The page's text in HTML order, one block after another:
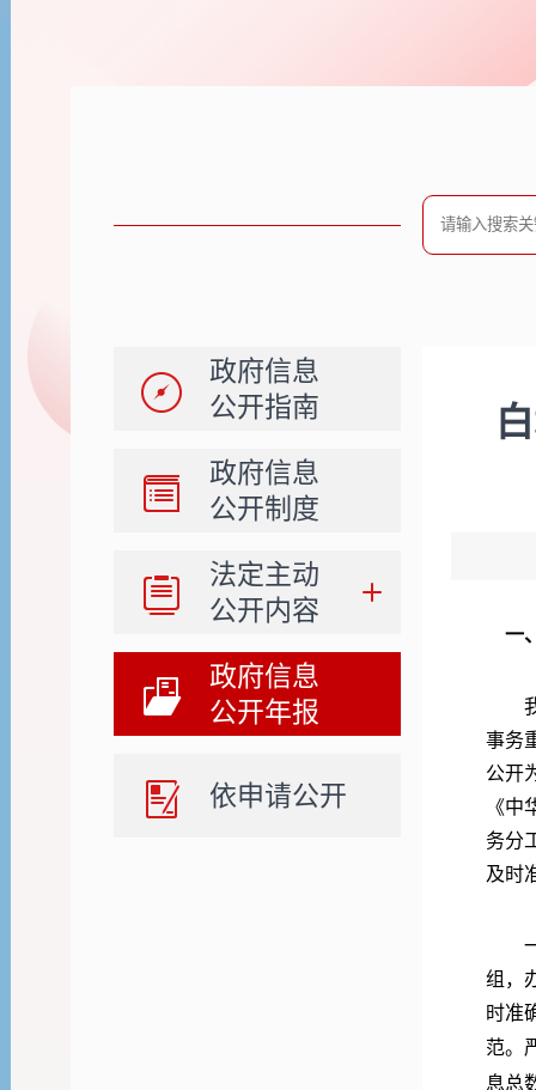
政府信息
公开指南
政府信息
公开制度
法定主动
公开内容
政府信息
公开年报
依申请公开
一
我
事务
公开
《
务分
及时
一
组，
时准
范。
息总